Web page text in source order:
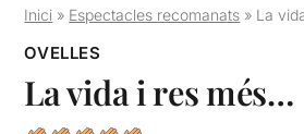
Inici » Espectacles recomanats » La
OVELLES
La vida i res més…